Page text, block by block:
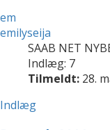
em
emilyseija
SAAB NET
Indlæg: 7
Tilmeldt: 28.
Indlæg